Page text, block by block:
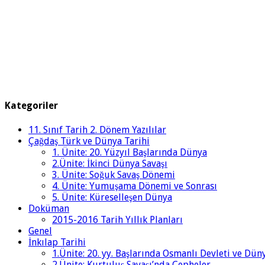
Kategoriler
11. Sınıf Tarih 2. Dönem Yazılılar
Çağdaş Türk ve Dünya Tarihi
1. Ünite: 20. Yüzyıl Başlarında Dünya
2.Ünite: İkinci Dünya Savaşı
3. Ünite: Soğuk Savaş Dönemi
4. Ünite: Yumuşama Dönemi ve Sonrası
5. Ünite: Küreselleşen Dünya
Doküman
2015-2016 Tarih Yıllık Planları
Genel
İnkılap Tarihi
1.Ünite: 20. yy. Başlarında Osmanlı Devleti ve